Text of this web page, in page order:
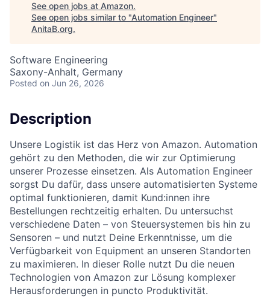
See open jobs at Amazon.
See open jobs similar to "Automation Engineer"
AnitaB.org.
Software Engineering
Saxony-Anhalt, Germany
Posted on Jun 26, 2026
Description
Unsere Logistik ist das Herz von Amazon. Automation
gehört zu den Methoden, die wir zur Optimierung
unserer Prozesse einsetzen. Als Automation Engineer
sorgst Du dafür, dass unsere automatisierten Systeme
optimal funktionieren, damit Kund:innen ihre
Bestellungen rechtzeitig erhalten. Du untersuchst
verschiedene Daten – von Steuersystemen bis hin zu
Sensoren – und nutzt Deine Erkenntnisse, um die
Verfügbarkeit von Equipment an unseren Standorten
zu maximieren. In dieser Rolle nutzt Du die neuen
Technologien von Amazon zur Lösung komplexer
Herausforderungen in puncto Produktivität.